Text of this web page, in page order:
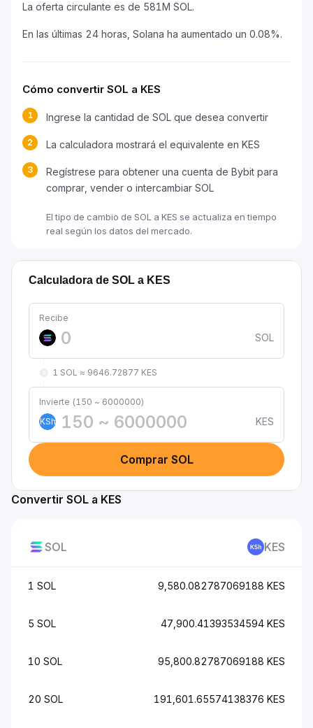
La oferta circulante es de 581M SOL.
En las últimas 24 horas, Solana ha aumentado un 0.08%.
Cómo convertir SOL a KES
1 Ingrese la cantidad de SOL que desea convertir
2 La calculadora mostrará el equivalente en KES
3
Regístrese para obtener una cuenta de Bybit para
comprar, vender o intercambiar SOL
El tipo de cambio de SOL a KES se actualiza en tiempo
real según los datos del mercado.
Calculadora de SOL a KES
Recibe
SOL
1 SOL ≈ 9646.72877 KES
Invierte (150 ~ 6000000)
KSh
KES
Comprar SOL
Convertir SOL a KES
SOL KES
1 SOL 9,580.082787069188 KES
5 SOL 47,900.41393534594 KES
10 SOL 95,800.82787069188 KES
20 SOL 191,601.65574138376 KES